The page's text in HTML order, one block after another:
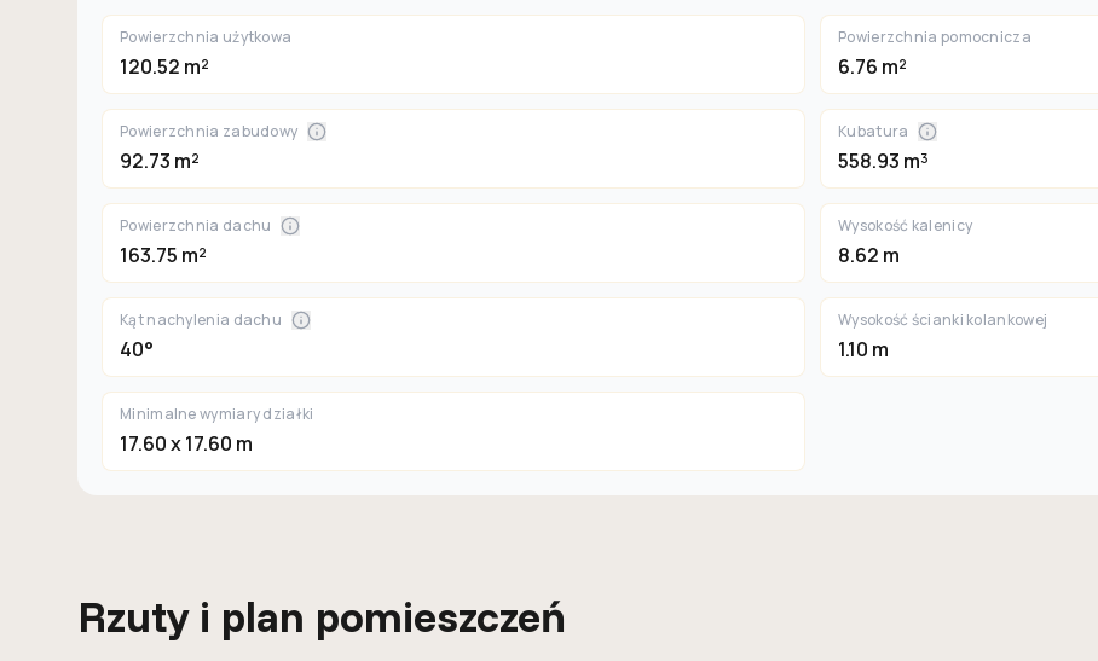
Powierzchnia użytkowa
120.52 m²
Powierzchnia pomocnicza
6.76 m²
Powierzchnia zabudowy
92.73 m²
Kubatura
558.93 m³
Powierzchnia dachu
163.75 m²
Wysokość kalenicy
8.62 m
Kąt nachylenia dachu
40°
Wysokość ścianki kolankowej
1.10 m
Minimalne wymiary działki
17.60 x 17.60 m
Rzuty i plan pomieszczeń